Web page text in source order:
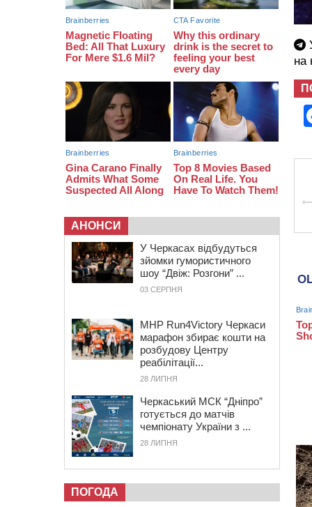
на
АНОНСИ
У Черкасах відбудуться
зйомки гумористичного
шоу “Двіж: Розгони” ...
03 СЕРПНЯ
MHP Run4Victory Черкаси
марафон збирає кошти на
розбудову Центру
реабілітації...
28 ЛИПНЯ
Черкаський МСК “Дніпро”
готується до матчів
чемпіонату України з ...
28 ЛИПНЯ
ПОГОДА